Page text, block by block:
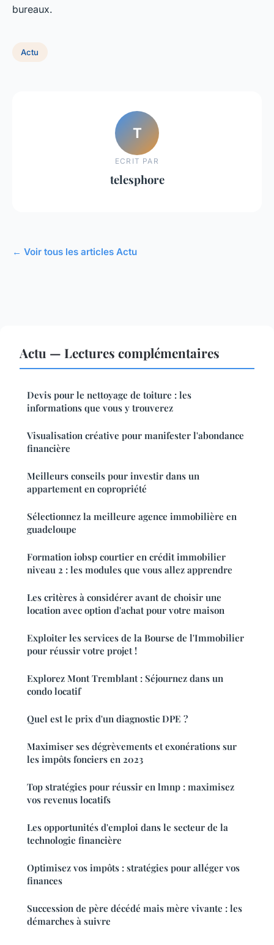
bureaux.
Actu
T
ECRIT PAR
telesphore
← Voir tous les articles Actu
Actu — Lectures complémentaires
Devis pour le nettoyage de toiture : les
informations que vous y trouverez
Visualisation créative pour manifester l'abondance
financière
Meilleurs conseils pour investir dans un
appartement en copropriété
Sélectionnez la meilleure agence immobilière en
guadeloupe
Formation iobsp courtier en crédit immobilier
niveau 2 : les modules que vous allez apprendre
Les critères à considérer avant de choisir une
location avec option d'achat pour votre maison
Exploiter les services de la Bourse de l'Immobilier
pour réussir votre projet !
Explorez Mont Tremblant : Séjournez dans un
condo locatif
Quel est le prix d'un diagnostic DPE ?
Maximiser ses dégrèvements et exonérations sur
les impôts fonciers en 2023
Top stratégies pour réussir en lmnp : maximisez
vos revenus locatifs
Les opportunités d'emploi dans le secteur de la
technologie financière
Optimisez vos impôts : stratégies pour alléger vos
finances
Succession de père décédé mais mère vivante : les
démarches à suivre